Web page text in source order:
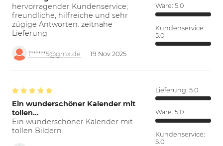
hervorragender Kundenservice;
freundliche, hilfreiche und sehr
zügige Antworten. zeitnahe
Lieferung
f******5@gmx.de 19 Nov 2025
Ware: 5.0
Kundenservice:
5.0
Ein wunderschöner Kalender mit
tollen…
Ein wunderschöner Kalender mit
tollen Bildern.
Lieferung: 5.0
Ware: 5.0
Kundenservice:
5.0